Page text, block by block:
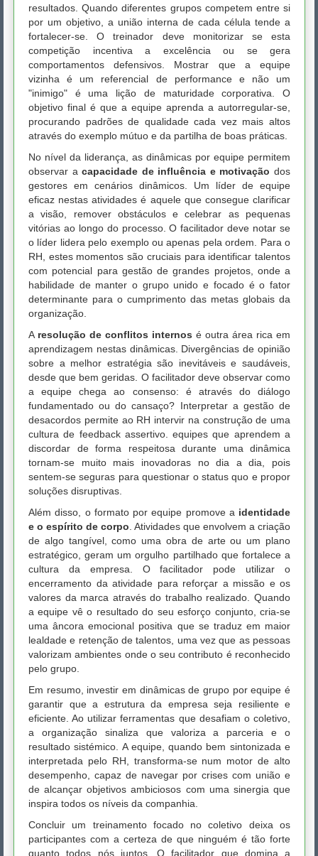
resultados. Quando diferentes grupos competem entre si
por um objetivo, a união interna de cada célula tende a
fortalecer-se. O treinador deve monitorizar se esta
competição incentiva a excelência ou se gera
comportamentos defensivos. Mostrar que a equipe
vizinha é um referencial de performance e não um
"inimigo" é uma lição de maturidade corporativa. O
objetivo final é que a equipe aprenda a autorregular-se,
procurando padrões de qualidade cada vez mais altos
através do exemplo mútuo e da partilha de boas práticas.
No nível da liderança, as dinâmicas por equipe permitem
observar acapacidade de influência e motivação dos
gestores em cenários dinâmicos. Um líder de equipe
eficaz nestas atividades é aquele que consegue clarificar
a visão, remover obstáculos e celebrar as pequenas
vitórias ao longo do processo. O facilitador deve notar se
o líder lidera pelo exemplo ou apenas pela ordem. Para o
RH, estes momentos são cruciais para identificar talentos
com potencial para gestão de grandes projetos, onde a
habilidade de manter o grupo unido e focado é o fator
determinante para o cumprimento das metas globais da
organização.
A resolução de conflitos internos é outra área rica em
aprendizagem nestas dinâmicas. Divergências de opinião
sobre a melhor estratégia são inevitáveis e saudáveis,
desde que bem geridas. O facilitador deve observar como
a equipe chega ao consenso: é através do diálogo
fundamentado ou do cansaço? Interpretar a gestão de
desacordos permite ao RH intervir na construção de uma
cultura de feedback assertivo. equipes que aprendem a
discordar de forma respeitosa durante uma dinâmica
tornam-se muito mais inovadoras no dia a dia, pois
sentem-se seguras para questionar o status quo e propor
soluções disruptivas.
Além disso, o formato por equipe promove a identidade
e o espírito de corpo . Atividades que envolvem a criação
de algo tangível, como uma obra de arte ou um plano
estratégico, geram um orgulho partilhado que fortalece a
cultura da empresa. O facilitador pode utilizar o
encerramento da atividade para reforçar a missão e os
valores da marca através do trabalho realizado. Quando
a equipe vê o resultado do seu esforço conjunto, cria-se
uma âncora emocional positiva que se traduz em maior
lealdade e retenção de talentos, uma vez que as pessoas
valorizam ambientes onde o seu contributo é reconhecido
pelo grupo.
Em resumo, investir em dinâmicas de grupo por equipe é
garantir que a estrutura da empresa seja resiliente e
eficiente. Ao utilizar ferramentas que desafiam o coletivo,
a organização sinaliza que valoriza a parceria e o
resultado sistémico. A equipe, quando bem sintonizada e
interpretada pelo RH, transforma-se num motor de alto
desempenho, capaz de navegar por crises com união e
de alcançar objetivos ambiciosos com uma sinergia que
inspira todos os níveis da companhia.
Concluir um treinamento focado no coletivo deixa os
participantes com a certeza de que ninguém é tão forte
quanto todos nós juntos. O facilitador que domina a